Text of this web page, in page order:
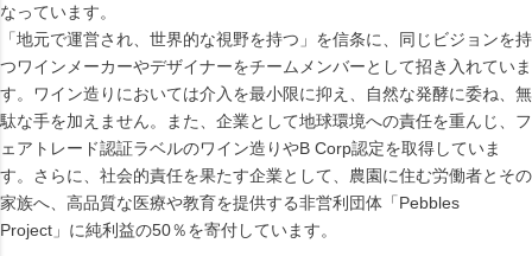
なっています。
「地元で運営され、世界的な視野を持つ」を信条に、同じビジョンを持
つワインメーカーやデザイナーをチームメンバーとして招き入れていま
す。ワイン造りにおいては介入を最小限に抑え、自然な発酵に委ね、無
駄な手を加えません。また、企業として地球環境への責任を重んじ、フ
ェアトレード認証ラベルのワイン造りやB Corp認定を取得していま
す。さらに、社会的責任を果たす企業として、農園に住む労働者とその
家族へ、高品質な医療や教育を提供する非営利団体「Pebbles
Project」に純利益の50％を寄付しています。